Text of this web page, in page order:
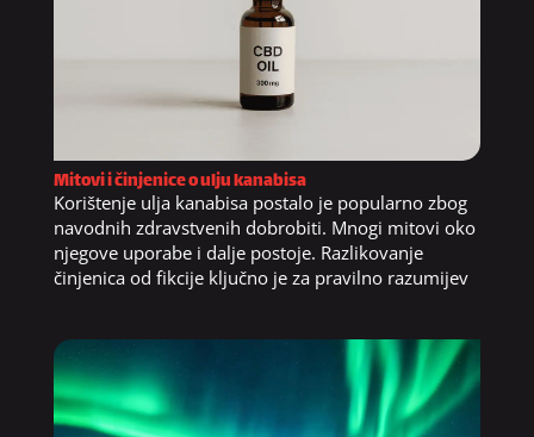
Mitovi i činjenice o ulju kanabisa
Korištenje ulja kanabisa postalo je popularno zbog
navodnih zdravstvenih dobrobiti. Mnogi mitovi oko
njegove uporabe i dalje postoje. Razlikovanje
činjenica od fikcije ključno je za pravilno razumijev